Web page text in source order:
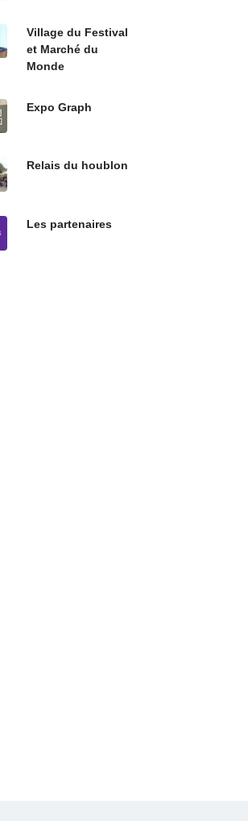
Village du Festival
et Marché du
Monde
Expo Graph
Relais du houblon
Les partenaires